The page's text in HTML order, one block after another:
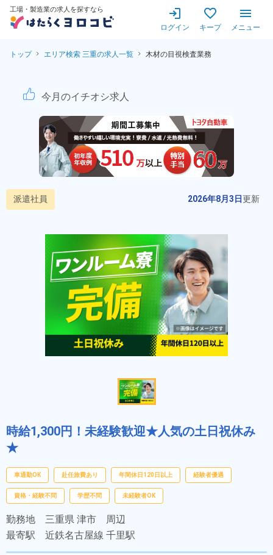
工場・製造業の求人を探すなら
ログイン キープ メニュー
トップ エリア検索 三重の求人一覧 木材の目視検査業務
木材の目視検査業務！正社
今月のイチオシ求人
派遣社員 2026年8月3日更新
時給1,300円！未経験歓迎★人気の土日祝休み
★
車通勤OK 赴任旅費あり 年間休日120日以上 経験者優遇
資格・経験不問 学歴不問 未経験者OK
勤務地 三重県 津市 周辺
最寄駅 近鉄名古屋線 千里駅